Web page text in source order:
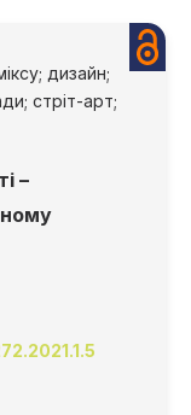
дизайн;
стріт-арт;
–